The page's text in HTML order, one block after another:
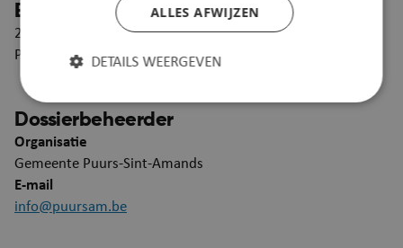
Beschrijving
2870 Puurs-Sint-Amands, Rijksweg (tijdelijke werfinrit
Pfizer) 12: Andere zonder afsluiten straat
Dossierbeheerder
Organisatie
Gemeente Puurs-Sint-Amands
E-mail
info@puursam.be
ALLES AFWIJZEN
DETAILS WEERGEVEN
Functioneel
kernfunctionaliteiten van de website mogelijk, zoals